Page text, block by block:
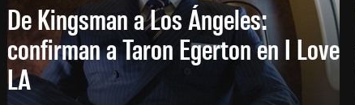
De Kingsman a Los Ángeles:
confirman a Taron Egerton en I Love
LA